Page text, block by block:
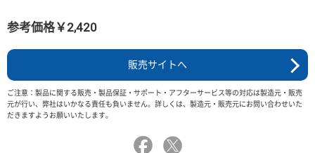
参考価格￥2,420
販売サイトへ
ご注意：製品に関する販売・製品保証・サポート・アフターサービス等の対応は製造元・販売
元が行い、弊社はいかなる責任も負いません。詳しくは、製造元・販売元にお問い合わせいた
だきますようお願いいたします。